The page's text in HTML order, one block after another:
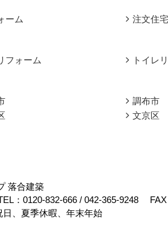
ーム 注文住宅
フォーム トイレ
調布市
文京区
落合建築
： 0120-832-666 / 042-365-9248
日、夏季休暇、年末年始